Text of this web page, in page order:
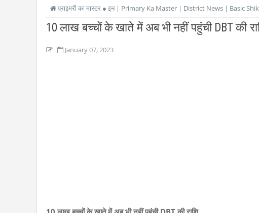
प्राइमरी का मास्टर ● इन | Primary Ka Master | District News | Basic
10 लाख बच्चों के खाते में अब भी नहीं पहुंची DBT की
January 07, 2023